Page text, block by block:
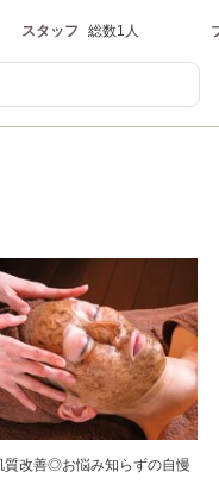
スタッフ 総数1人
質改善◎お悩み知らずの自慢